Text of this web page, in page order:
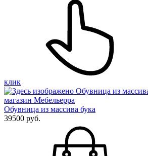
клик
Обувница из массива бука
39500 руб.